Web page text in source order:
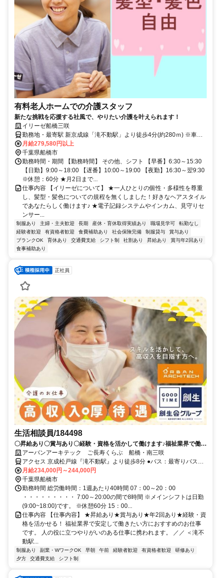
有料老人ホームでの介護スタッフ
新たな挑戦を応援する社風で、やりたい介護を叶えられます！
イリーゼ船橋三咲
勤務地・最寄駅 新京成線「滝不動駅」より徒歩4分(約280ｍ) ※車通
勤OK
月給279,580円以上
千葉県船橋市
勤務時間・期間 【勤務時間】 その他、シフト 【早番】6:30～15:30
【日勤】9:00～18:00 【遅番】10:00～19:00 【夜勤】16:30～翌9:30
※休憩：60分 ★月2日まで...
仕事内容 【イリーゼについて】 ★一人ひとりの個性・多様性を尊重
し、髪型・髪色についての規程を無くしました！好きなヘアスタイル
であなたらしく働けます♪ ★電子記録システムやインカム、見守りセ
ンサー...
制服あり 主婦・主夫歓迎 長期 産休・育休取得実績あり 職場見学可
転勤なし
経験者歓迎
有資格者歓迎 食費補助あり 社会保険完備 制服貸与
賞与あり
ブランクOK
育休あり 交通費支給 シフト制 社割あり 昇給あり
賞与年2回あり
食事補助あり
正社員
生活相談員/184498
〇昇給あり〇賞与あり〇経験・資格を活かして働けます♪福祉業界で働き
たい方必見！
アーバンアーキテック ご長寿くらぶ 船橋・南三咲
アクセス 京成松戸線『滝不動駅』より徒歩8分 ●バス：最寄りバス
「御滝中学校前」より徒歩5分
月給234,000円～244,000円
千葉県船橋市
勤務時間 総労働時間：1週あたり40時間 07：00～20：00
・・・・・・・・・ 7:00～20:00の間で8時間 ※メインシフトは日勤
(9:00~18:00)です。 ※休憩60分 15：00...
仕事内容 【仕事内容】 ★昇給あり★賞与あり★年2回あり★経験・資
格を活かせる！ 福祉業界で安定して働きたい方におすすめのお仕事
です。 人の役に立つやりがいのある仕事に携われます。 ／／ ＜滝不
動駅...
制服あり 副業・WワークOK 早朝 午前 経験者歓迎 有資格者歓迎
研修あり
夕方
交通費支給 シフト制